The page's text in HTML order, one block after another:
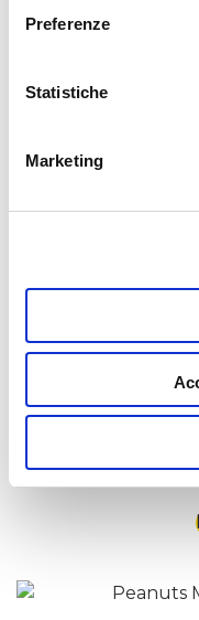
modificare i tuoi
della graffetta
Preferenze
Statistiche
Marketing
Peanuts